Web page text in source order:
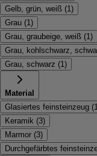
Gelb, grün, weiß (1 )
Grau (1 )
Grau, graubeige, weiß (1 )
Grau, kohlschwarz,
Grau, schwarz (1 )
Material
Glasiertes feinsteinzeug (
Keramik (3)
Marmor (3)
Durchgefärbtes